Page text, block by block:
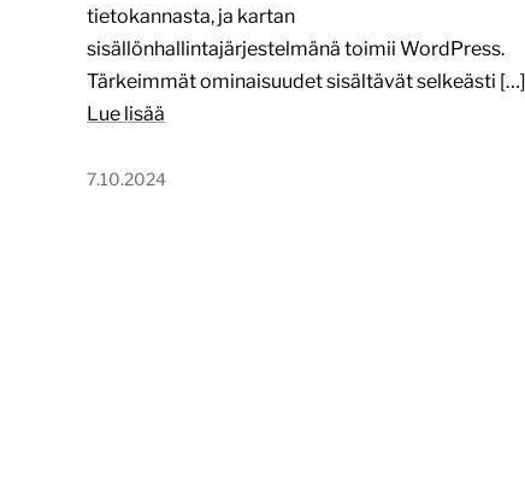
tietokannasta, ja kartan
sisällönhallintajärjestelmänä toimii WordPress.
Tärkeimmät ominaisuudet sisältävät selkeästi […]
Lue lisää
7.10.2024